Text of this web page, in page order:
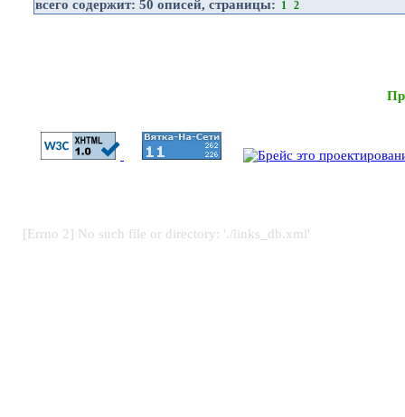
всего содержит: 50 описей, страницы: 1 2
[Errno 2] No such file or directory: './links_db.xml'